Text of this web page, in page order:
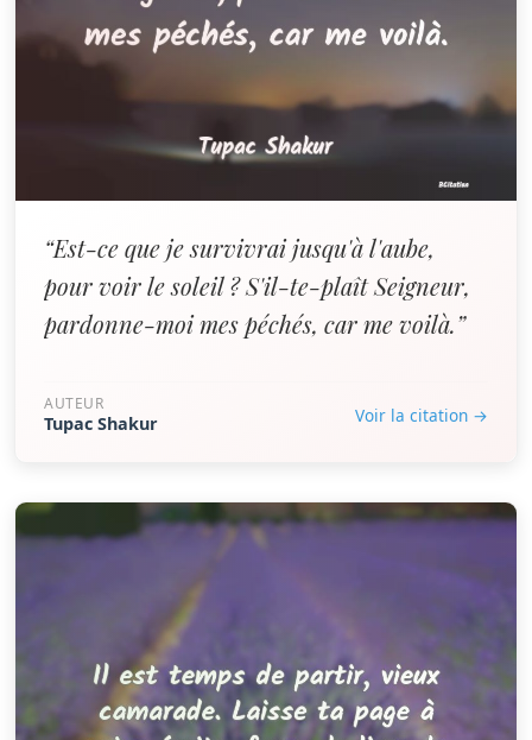
“Est-ce que je survivrai jusqu'à l'aube,
pour voir le soleil ? S'il-te-plaît Seigneur,
pardonne-moi mes péchés, car me voilà.”
AUTEUR
Tupac Shakur Voir la citation →